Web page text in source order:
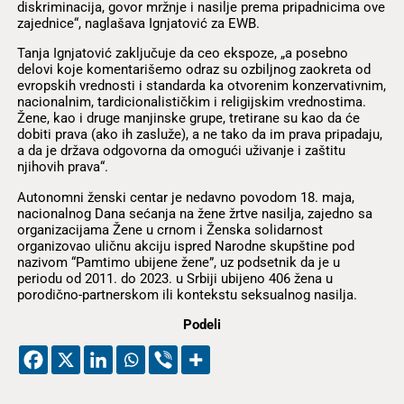
diskriminacija, govor mržnje i nasilje prema pripadnicima ove
zajednice“, naglašava Ignjatović za EWB.
Tanja Ignjatović zaključuje da ceo ekspoze, „a posebno
delovi koje komentarišemo odraz su ozbiljnog zaokreta od
evropskih vrednosti i standarda ka otvorenim konzervativnim,
nacionalnim, tardicionalističkim i religijskim vrednostima.
Žene, kao i druge manjinske grupe, tretirane su kao da će
dobiti prava (ako ih zasluže), a ne tako da im prava pripadaju,
a da je država odgovorna da omogući uživanje i zaštitu
njihovih prava“.
Autonomni ženski centar je nedavno povodom 18. maja,
nacionalnog Dana sećanja na žene žrtve nasilja, zajedno sa
organizacijama Žene u crnom i Ženska solidarnost
organizovao uličnu akciju ispred Narodne skupštine pod
nazivom “Pamtimo ubijene žene”, uz podsetnik da je u
periodu od 2011. do 2023. u Srbiji ubijeno 406 žena u
porodično-partnerskom ili kontekstu seksualnog nasilja.
Podeli